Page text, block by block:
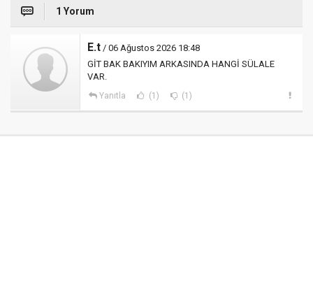
1 Yorum
E.t / 06 Ağustos 2026 18:48
GİT BAK BAKIYIM ARKASINDA HANGİ SÜLALE
VAR.
Yanıtla (1) (1)